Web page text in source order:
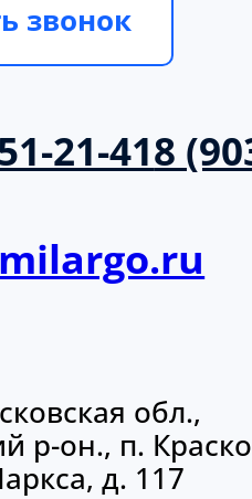
звонок
21-418
обл.,
р-он., п.
д. 117